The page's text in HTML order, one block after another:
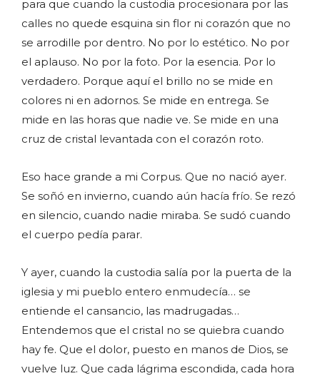
para que cuando la custodia procesionara por las
calles no quede esquina sin flor ni corazón que no
se arrodille por dentro. No por lo estético. No por
el aplauso. No por la foto. Por la esencia. Por lo
verdadero. Porque aquí el brillo no se mide en
colores ni en adornos. Se mide en entrega. Se
mide en las horas que nadie ve. Se mide en una
cruz de cristal levantada con el corazón roto.
Eso hace grande a mi Corpus. Que no nació ayer.
Se soñó en invierno, cuando aún hacía frío. Se rezó
en silencio, cuando nadie miraba. Se sudó cuando
el cuerpo pedía parar.
Y ayer, cuando la custodia salía por la puerta de la
iglesia y mi pueblo entero enmudecía… se
entiende el cansancio, las madrugadas…
Entendemos que el cristal no se quiebra cuando
hay fe. Que el dolor, puesto en manos de Dios, se
vuelve luz. Que cada lágrima escondida, cada hora